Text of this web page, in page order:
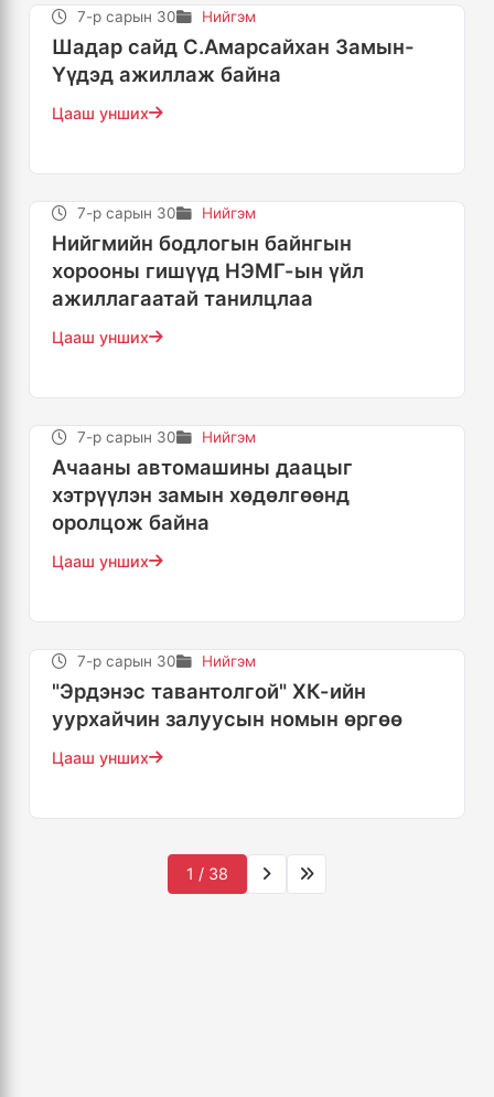
7-р сарын 30 Нийгэм
Шадар сайд С.Амарсайхан Замын-
Үүдэд ажиллаж байна
Цааш унших
7-р сарын 30 Нийгэм
Нийгмийн бодлогын байнгын
хорооны гишүүд НЭМГ-ын үйл
ажиллагаатай танилцлаа
Цааш унших
7-р сарын 30 Нийгэм
Ачааны автомашины даацыг
хэтрүүлэн замын хөдөлгөөнд
оролцож байна
Цааш унших
7-р сарын 30 Нийгэм
"Эрдэнэс тавантолгой" ХК-ийн
уурхайчин залуусын номын өргөө
Цааш унших
1 / 38